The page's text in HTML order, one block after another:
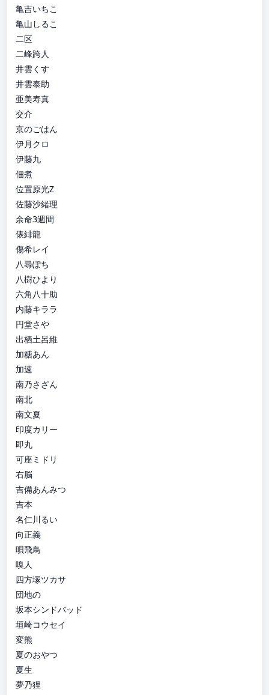
亀吉いちこ
亀山しるこ
二区
二峰跨人
井雲くす
井雲泰助
亜美寿真
交介
京のごはん
伊月クロ
伊藤九
佃煮
位置原光Z
佐藤沙緒理
余命3週間
俵緋龍
傷希レイ
八尋ぽち
八樹ひより
六角八十助
内藤キララ
円堂さや
出栖土呂維
加糖あん
加速
南乃さざん
南北
南文夏
印度カリー
即丸
可座ミドリ
右脳
吉備あんみつ
吉本
名仁川るい
向正義
唄飛鳥
嗅人
四方塚ツカサ
団地の
坂本シンドバッド
垣崎コウセイ
変熊
夏のおやつ
夏生
夢乃狸